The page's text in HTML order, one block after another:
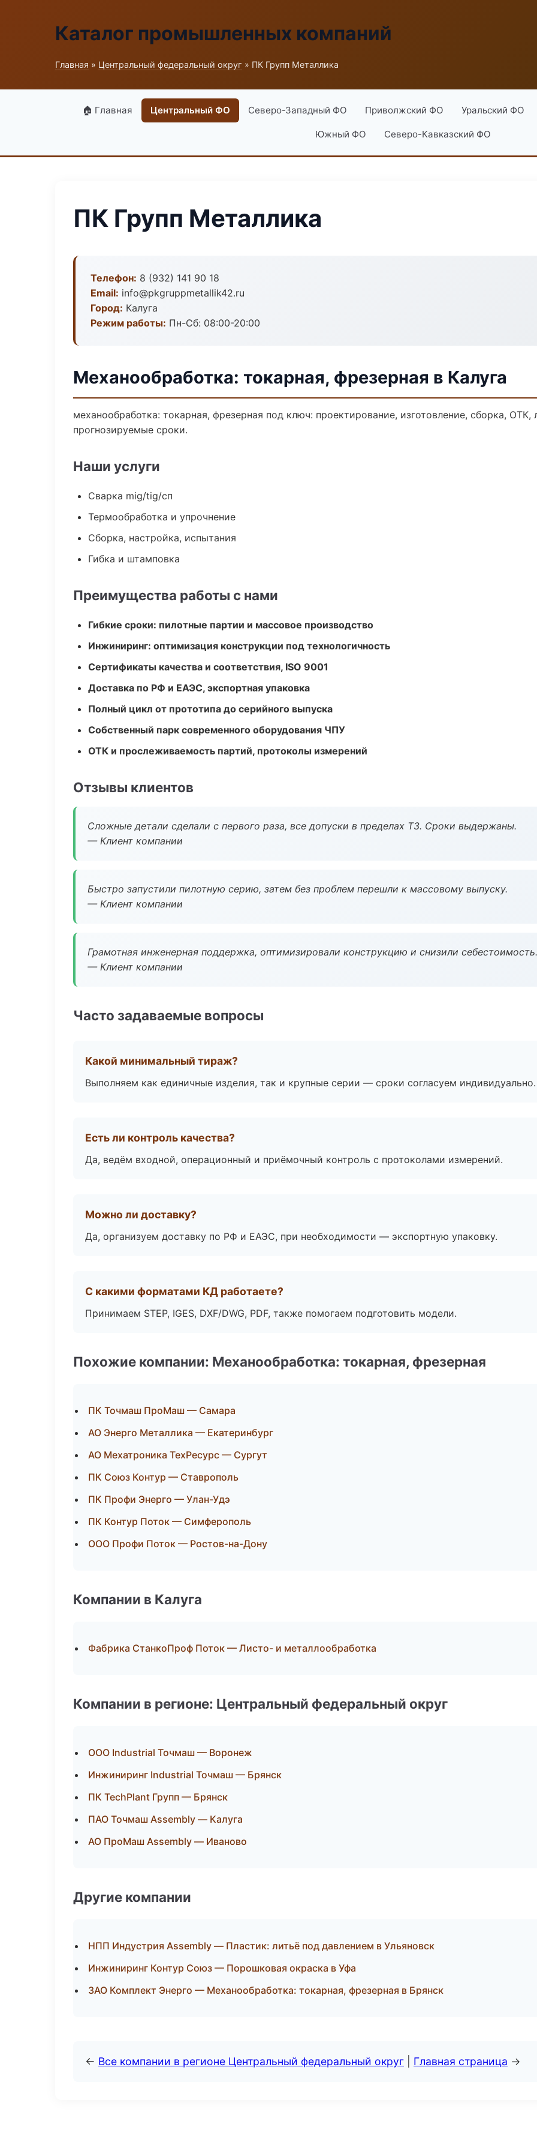
Каталог промышленных компаний
Главная » Центральный федеральный округ » ПК Групп Металлика
🏠 Главная Центральный ФО Северо-Западный ФО Приволжский ФО Уральский ФО
Южный ФО Северо-Кавказский ФО
ПК Групп Металлика
Телефон: 8 (932) 141 90 18
Email: info@pkgruppmetallik42.ru
Город: Калуга
Режим работы: Пн-Сб: 08:00-20:00
Механообработка: токарная, фрезерная в Калуга
механообработка: токарная, фрезерная под ключ: проектирование, изготовление, сборка,
прогнозируемые сроки.
Наши услуги
Сварка mig/tig/сп
Термообработка и упрочнение
Сборка, настройка, испытания
Гибка и штамповка
Преимущества работы с нами
Гибкие сроки: пилотные партии и массовое производство
Инжиниринг: оптимизация конструкции под технологичность
Сертификаты качества и соответствия, ISO 9001
Доставка по РФ и ЕАЭС, экспортная упаковка
Полный цикл от прототипа до серийного выпуска
Собственный парк современного оборудования ЧПУ
ОТК и прослеживаемость партий, протоколы измерений
Отзывы клиентов
Сложные детали сделали с первого раза, все допуски в пределах ТЗ. Сроки выдержаны.
— Клиент компании
Быстро запустили пилотную серию, затем без проблем перешли к массовому выпуску.
— Клиент компании
Грамотная инженерная поддержка, оптимизировали конструкцию и снизили себестоимость.
— Клиент компании
Часто задаваемые вопросы
Какой минимальный тираж?
Выполняем как единичные изделия, так и крупные серии — сроки согласуем индивидуально.
Есть ли контроль качества?
Да, ведём входной, операционный и приёмочный контроль с протоколами измерений.
Можно ли доставку?
Да, организуем доставку по РФ и ЕАЭС, при необходимости — экспортную упаковку.
С какими форматами КД работаете?
Принимаем STEP, IGES, DXF/DWG, PDF, также помогаем подготовить модели.
Похожие компании: Механообработка: токарная, фрезерная
ПК Точмаш ПроМаш — Самара
АО Энерго Металлика — Екатеринбург
АО Мехатроника ТехРесурс — Сургут
ПК Союз Контур — Ставрополь
ПК Профи Энерго — Улан-Удэ
ПК Контур Поток — Симферополь
ООО Профи Поток — Ростов-на-Дону
Компании в Калуга
Фабрика СтанкоПроф Поток — Листо- и металлообработка
Компании в регионе: Центральный федеральный округ
ООО Industrial Точмаш — Воронеж
Инжиниринг Industrial Точмаш — Брянск
ПК TechPlant Групп — Брянск
ПАО Точмаш Assembly — Калуга
АО ПроМаш Assembly — Иваново
Другие компании
НПП Индустрия Assembly — Пластик: литьё под давлением в Ульяновск
Инжиниринг Контур Союз — Порошковая окраска в Уфа
ЗАО Комплект Энерго — Механообработка: токарная, фрезерная в Брянск
← Все компании в регионе Центральный федеральный округ Главная страница →